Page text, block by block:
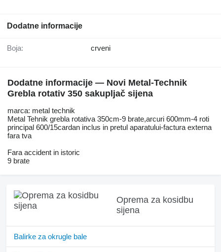
Dodatne informacije
Boja: crveni
Dodatne informacije — Novi Metal-Technik
Grebla rotativ 350 sakupljač sijena
marca: metal technik
Metal Tehnik grebla rotativa 350cm-9 brate,arcuri 600mm-4 roti
principal 600/15cardan inclus in pretul aparatului-factura externa
fara tva
Fara accident in istoric
9 brate
Oprema za kosidbu
sijena
Balirke za okrugle bale